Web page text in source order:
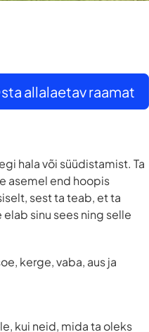
allalaetav raamat
hala või süüdistamist. Ta
asemel end hoopis
sest ta teab, et ta
sinu sees ning selle
kerge, vaba, aus ja
kui neid, mida ta oleks